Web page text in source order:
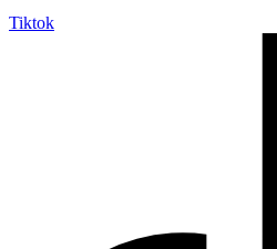
Tiktok